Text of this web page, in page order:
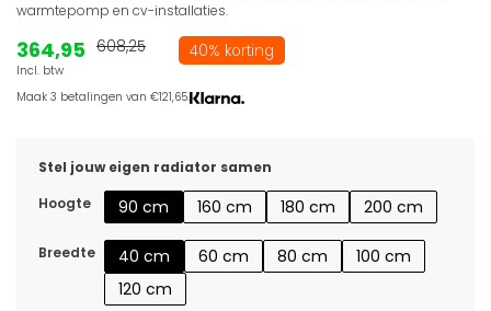
warmtepomp en cv-installaties.
364,95
Incl. btw
608,25 40% korting
Maak 3 betalingen van €121,65.
Stel jouw eigen radiator samen
Hoogte
90 cm 160 cm 180 cm 200 cm
Breedte 40 cm 60 cm 80 cm
100 cm
120 cm